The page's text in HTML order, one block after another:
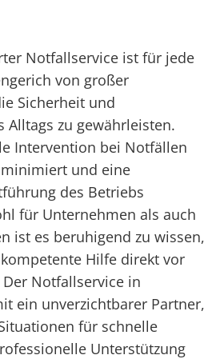
Notfallservice ist für jede
von großer
Sicherheit und
Alltags zu gewährleisten.
Intervention bei Notfällen
und eine
des Betriebs
für Unternehmen als auch
ist es beruhigend zu wissen,
Hilfe direkt vor
Notfallservice in
ein unverzichtbarer Partner,
für schnelle
Unterstützung